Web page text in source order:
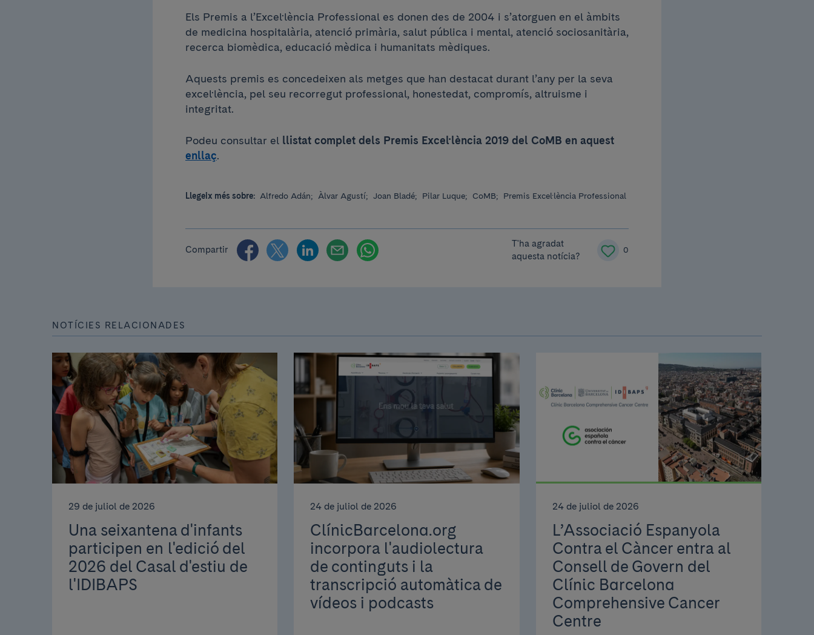
Els Premis a l’Excel·lència Professional es donen des de 2004 i s’atorguen en el àmbits
de medicina hospitalària, atenció primària, salut pública i mental, atenció sociosanitària,
recerca biomèdica, educació mèdica i humanitats mèdiques.
Aquests premis es concedeixen als metges que han destacat durant l’any per la seva
excel·lència, pel seu recorregut professional, honestedat, compromís, altruisme i
integritat.
Podeu consultar el llistat complet dels Premis Excel·lència 2019 del CoMB en aquest
enllaç.
Llegeix més sobre: Alfredo Adán; Àlvar Agustí; Joan Bladé; Pilar Luque; CoMB; Premis Excel·lència Professional
Compartir
T'ha agradat
aquesta notícia?
0
NOTÍCIES RELACIONADES
29 de juliol de 2026
Una seixantena d'infants
participen en l'edició del
2026 del Casal d'estiu de
l'IDIBAPS
24 de juliol de 2026
ClínicBarcelona.org
incorpora l'audiolectura
de continguts i la
transcripció automàtica de
vídeos i podcasts
24 de juliol de 2026
L’Associació Espanyola
Contra el Càncer entra al
Consell de Govern del
Clínic Barcelona
Comprehensive Cancer
Centre